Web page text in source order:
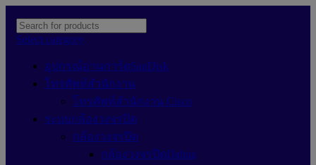
Select category
อุปกรณ์อ่านการ์ดSanDisk
โทรศัพท์สำนักงาน
โทรศัพท์สำนักงาน Cisco
ระบบกล้องวงจรปิด
กล้องวงจรปิด
กล้องวงจรปิดDahua